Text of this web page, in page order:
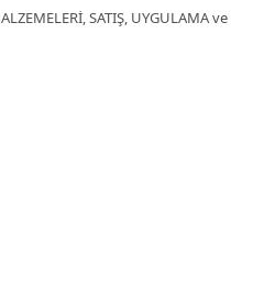
SATIŞ, UYGULAMA ve